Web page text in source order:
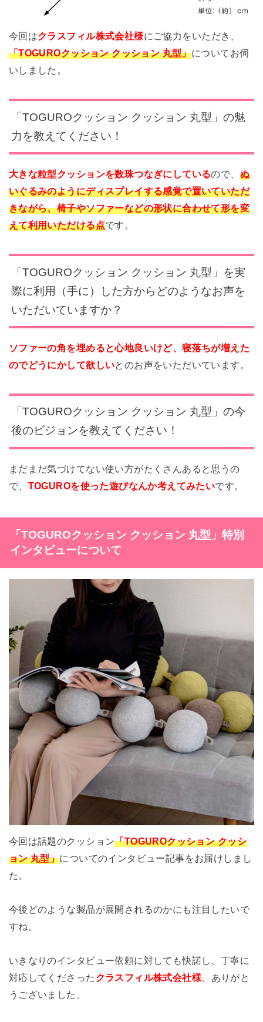
今回はクラスフィル株式会社様にご協力をいただき、
「TOGUROクッション クッション 丸型」についてお伺
いしました。
「TOGUROクッション クッション 丸型」の魅
力を教えてください！
大きな粒型クッションを数珠つなぎにしているので、 ぬ
いぐるみのようにディスプレイする感覚で置いていただ
きながら、椅子やソファーなどの形状に合わせて形を変
えて利用いただける点です。
「TOGUROクッション クッション 丸型」を実
際に利用（手に）した方からどのようなお声を
いただいていますか？
ソファーの角を埋めると心地良いけど、寝落ちが増えた
のでどうにかして欲しいとのお声をいただいています。
「TOGUROクッション クッション 丸型」の今
後のビジョンを教えてください！
まだまだ気づけてない使い方がたくさんあると思うの
で、 TOGUROを使った遊びなんか考えてみたいです。
「TOGUROクッション クッション 丸型」特別
インタビューについて
今回は話題のクッション「TOGUROクッション クッシ
ョン 丸型」についてのインタビュー記事をお届けしまし
た。
今後どのような製品が展開されるのかにも注目したいで
すね。
いきなりのインタビュー依頼に対しても快諾し、丁寧に
対応してくださった クラスフィル株式会社様 、ありがと
うございました。